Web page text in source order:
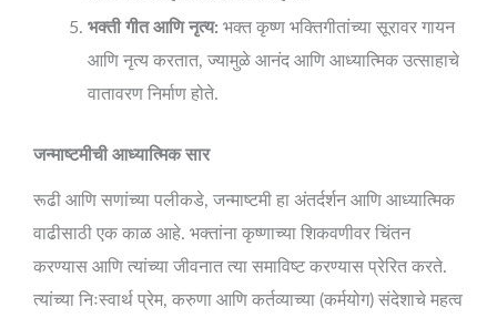
भक्ती गीत आणि नृत्य: भक्त कृष्ण भक्तिगीतांच्या सूरावर गायन
आणि नृत्य करतात, ज्यामुळे आनंद आणि आध्यात्मिक उत्साहाचे
वातावरण निर्माण होते.
जन्माष्टमीची आध्यात्मिक सार
रूढी आणि सणांच्या पलीकडे, जन्माष्टमी हा अंतर्दर्शन आणि आध्यात्मिक
वाढीसाठी एक काळ आहे. भक्तांना कृष्णाच्या शिकवणीवर चिंतन
करण्यास आणि त्यांच्या जीवनात त्या समाविष्ट करण्यास प्रेरित करते.
त्यांच्या निःस्वार्थ प्रेम, करुणा आणि कर्तव्याच्या (कर्मयोग) संदेशाचे महत्व